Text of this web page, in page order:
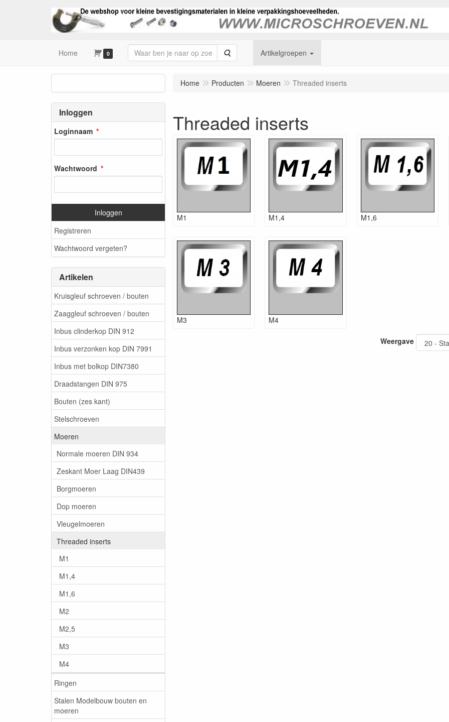
Home 0 Zoeken Artikelgroepen
Inloggen
Loginnaam
Wachtwoord
Inloggen
Registreren
Wachtwoord vergeten?
Artikelen
Kruisgleuf schroeven / bouten
Zaaggleuf schroeven / bouten
Inbus clinderkop DIN 912
Inbus verzonken kop DIN 7991
Inbus met bolkop DIN7380
Draadstangen DIN 975
Bouten (zes kant)
Stelschroeven
Moeren
Normale moeren DIN 934
Zeskant Moer Laag DIN439
Borgmoeren
Dop moeren
Vleugelmoeren
Threaded inserts
M1
M1,4
M1,6
M2
M2,5
M3
M4
Ringen
Stalen Modelbouw bouten en
moeren
Home Producten Moeren Threaded inserts
Threaded inserts
M1 M1,4 M1,6
M3 M4
Weergave